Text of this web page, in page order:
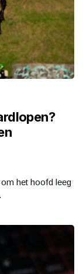
het hoofd leeg